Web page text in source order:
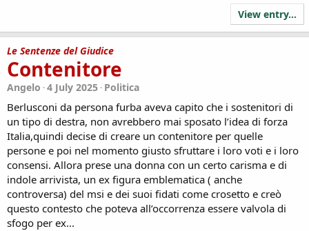
View entry...
Le Sentenze del Giudice
Contenitore
Angelo 4 July 2025 Politica
Berlusconi da persona furba aveva capito che i sostenitori di
un tipo di destra, non avrebbero mai sposato l’idea di forza
Italia,quindi decise di creare un contenitore per quelle
persone e poi nel momento giusto sfruttare i loro voti e i loro
consensi. Allora prese una donna con un certo carisma e di
indole arrivista, un ex figura emblematica ( anche
controversa) del msi e dei suoi fidati come crosetto e creò
questo contesto che poteva all’occorrenza essere valvola di
sfogo per ex...